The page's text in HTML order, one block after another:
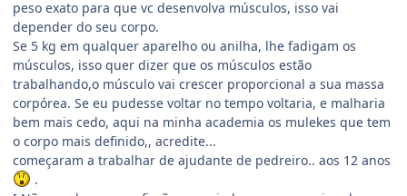
peso exato para que vc desenvolva músculos, isso vai
depender do seu corpo.
Se 5 kg em qualquer aparelho ou anilha, lhe fadigam os
músculos, isso quer dizer que os músculos estão
trabalhando,o músculo vai crescer proporcional a sua massa
corpórea. Se eu pudesse voltar no tempo voltaria, e malharia
bem mais cedo, aqui na minha academia os mulekes que tem
o corpo mais definido,, acredite...
começaram a trabalhar de ajudante de pedreiro.. aos 12 anos
.